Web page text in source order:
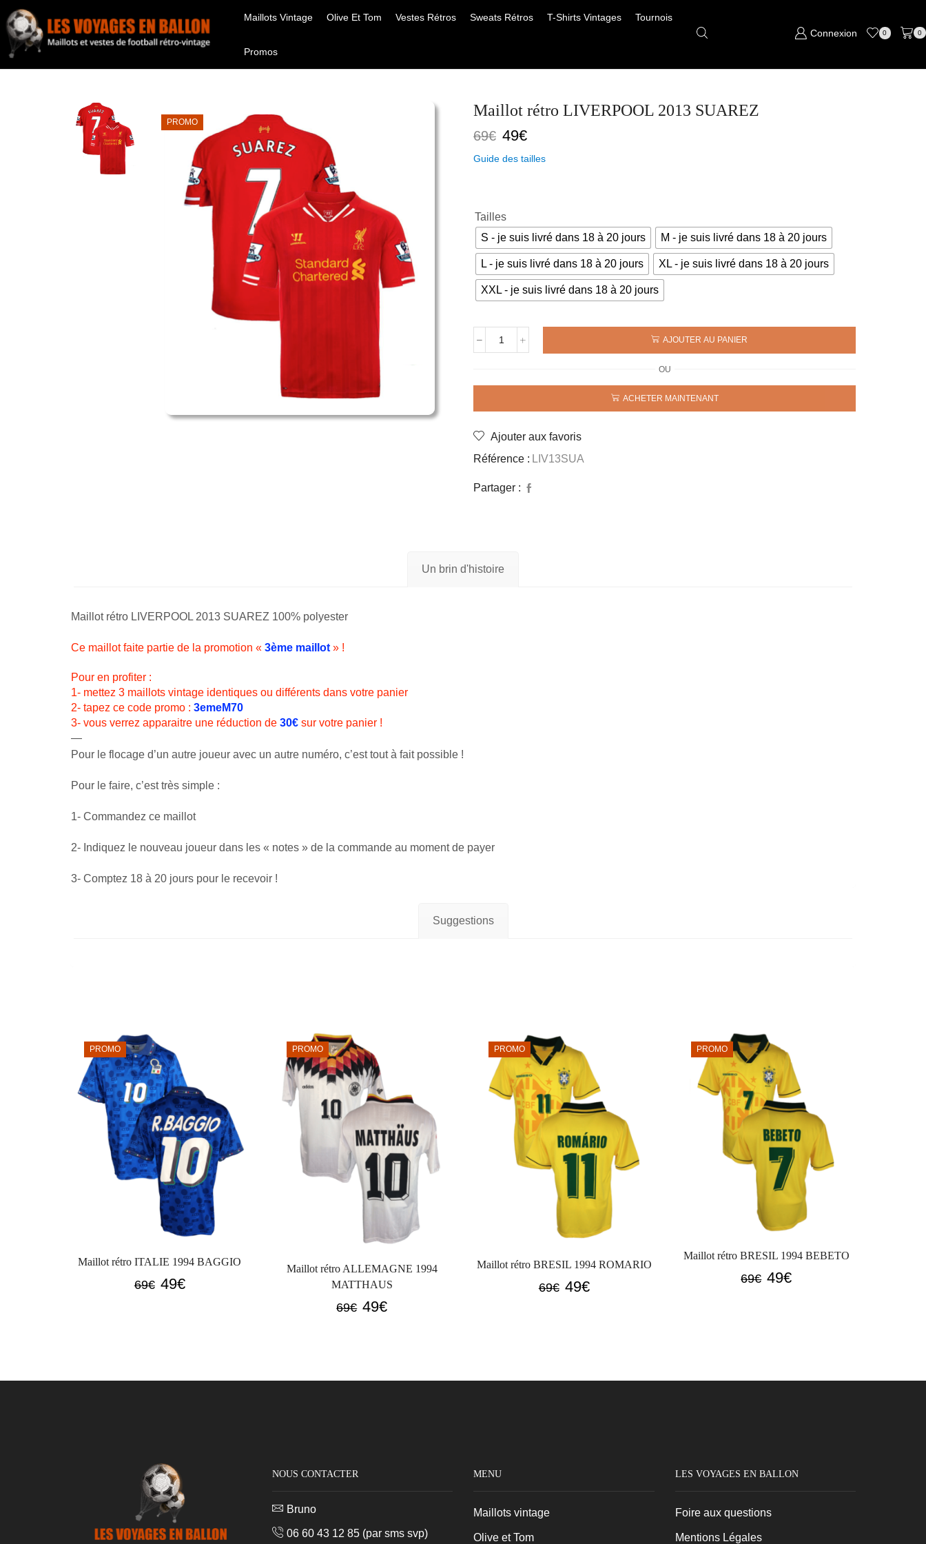
Maillots Vintage Olive Et Tom Vestes Rétros Sweats Rétros T-Shirts Vintages Tournois
Promos
Connexion 0 0
PROMO
Maillot rétro LIVERPOOL 2013 SUAREZ
69€ Le
initial
49€Le
actuel
Guide des tailles
Tailles
S - je suis livré dans 18 à 20 jours
M - je suis livré dans 18 à 20 jours
L - je suis livré dans 18 à 20 jours XL - je suis livré dans 18 à 20 jours
XXL - je suis livré dans 18 à 20 jours
quantité
rétro
2013
AJOUTER AU PANIER
OU
ACHETER MAINTENANT
Ajouter aux favoris
Référence : LIV13SUA
Partager :
Un brin d'histoire
Maillot rétro LIVERPOOL 2013 SUAREZ 100% polyester
Ce maillot faite partie de la promotion « 3ème maillot » !
Pour en profiter :
1- mettez 3 maillots vintage identiques ou différents dans votre panier
2- tapez ce code promo : 3emeM70
3- vous verrez apparaitre une réduction de 30€ sur votre panier !
—
Pour le flocage d’un autre joueur avec un autre numéro, c’est tout à fait possible !
Pour le faire, c’est très simple :
1- Commandez ce maillot
2- Indiquez le nouveau joueur dans les « notes » de la commande au moment de payer
3- Comptez 18 à 20 jours pour le recevoir !
Suggestions
PROMO
Maillot rétro ITALIE 1994 BAGGIO
69€ Le
49€Le
PROMO
Maillot rétro ALLEMAGNE 1994
MATTHAUS
69€ Le
69€.
49€Le
49€.
PROMO
Maillot rétro BRESIL 1994 ROMARIO
69€ Le
49€Le
PROMO
Maillot rétro BRESIL 1994 BEBETO
69€ Le
49€Le
NOUS CONTACTER
Bruno
06 60 43 12 85(par sms svp)
MENU
Maillots vintage
Olive et Tom
LES VOYAGES EN BALLON
Foire aux questions
Mentions Légales